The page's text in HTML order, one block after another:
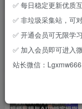
✅ 每日稳定更新优质
✅ 非垃圾采集站，可
✅ 开通会员可无限学
✅ 加入会员即可进入
站长微信：Lgxmw666